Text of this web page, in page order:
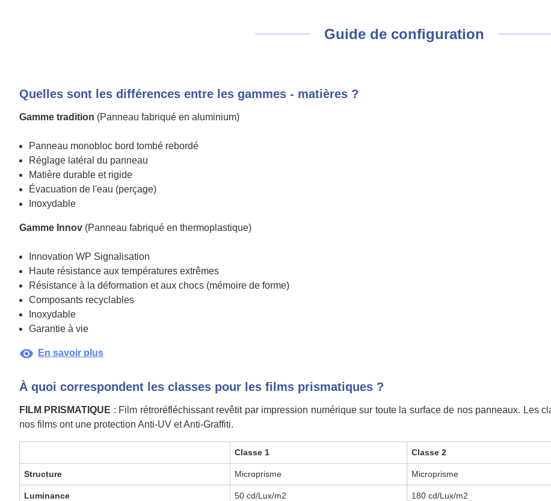
Guide de configuration
Quelles sont les différences entre les gammes - matières ?
Gamme tradition (Panneau fabriqué en aluminium)
Panneau monobloc bord tombé rebordé
Réglage latéral du panneau
Matière durable et rigide
Évacuation de l'eau (perçage)
Inoxydable
Gamme Innov (Panneau fabriqué en thermoplastique)
Innovation WP Signalisation
Haute résistance aux températures extrêmes
Résistance à la déformation et aux chocs (mémoire de forme)
Composants recyclables
Inoxydable
Garantie à vie
visibility En savoir plus
À quoi correspondent les classes pour les films prismatiques ?
FILM PRISMATIQUE : Film rétroréfléchissant revêtit par impression numérique sur toute la surface de nos panneaux. Les
nos films ont une protection Anti-UV et Anti-Graffiti.
Classe 1 Classe 2
Structure Microprisme Microprisme
Luminance 50 cd/Lux/m2 180 cd/Lux/m2